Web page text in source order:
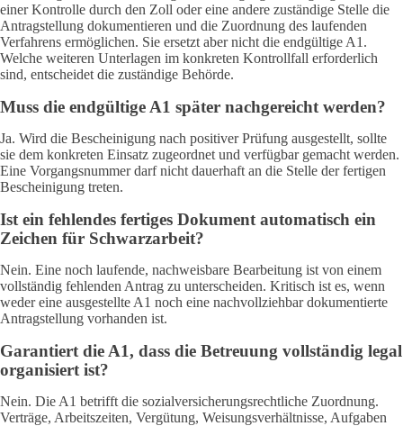
einer Kontrolle durch den Zoll oder eine andere zuständige Stelle die
Antragstellung dokumentieren und die Zuordnung des laufenden
Verfahrens ermöglichen. Sie ersetzt aber nicht die endgültige A1.
Welche weiteren Unterlagen im konkreten Kontrollfall erforderlich
sind, entscheidet die zuständige Behörde.
Muss die endgültige A1 später nachgereicht werden?
Ja. Wird die Bescheinigung nach positiver Prüfung ausgestellt, sollte
sie dem konkreten Einsatz zugeordnet und verfügbar gemacht werden.
Eine Vorgangsnummer darf nicht dauerhaft an die Stelle der fertigen
Bescheinigung treten.
Ist ein fehlendes fertiges Dokument automatisch ein
Zeichen für Schwarzarbeit?
Nein. Eine noch laufende, nachweisbare Bearbeitung ist von einem
vollständig fehlenden Antrag zu unterscheiden. Kritisch ist es, wenn
weder eine ausgestellte A1 noch eine nachvollziehbar dokumentierte
Antragstellung vorhanden ist.
Garantiert die A1, dass die Betreuung vollständig legal
organisiert ist?
Nein. Die A1 betrifft die sozialversicherungsrechtliche Zuordnung.
Verträge, Arbeitszeiten, Vergütung, Weisungsverhältnisse, Aufgaben